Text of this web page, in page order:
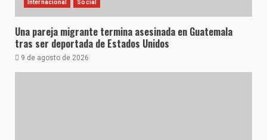
Internacional Social
Una pareja migrante termina asesinada en Guatemala
tras ser deportada de Estados Unidos
9 de agosto de 2026